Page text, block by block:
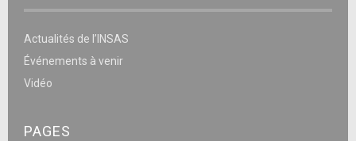
Actualités de l’INSAS
Événements à venir
Vidéo
PAGES